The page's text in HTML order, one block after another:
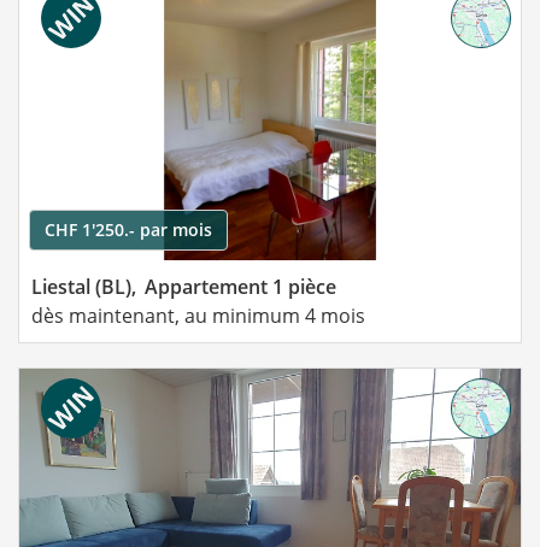
CHF 1'250.- par mois
Liestal (BL), Appartement 1 pièce
dès maintenant, au minimum 4 mois